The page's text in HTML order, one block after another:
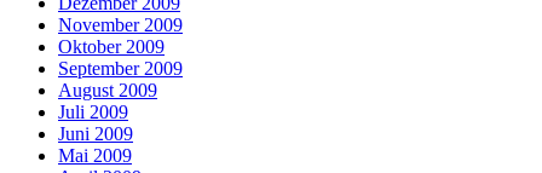
November 2009
Oktober 2009
September 2009
August 2009
Juli 2009
Juni 2009
Mai 2009